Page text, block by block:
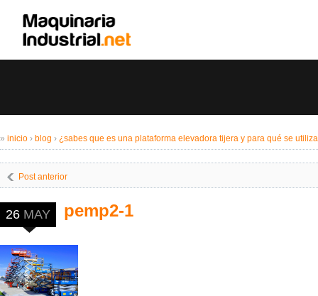
» inicio › blog › ¿sabes que es una plataforma elevadora tijera y para qué se
Post anterior
pemp2-1
26 MAY